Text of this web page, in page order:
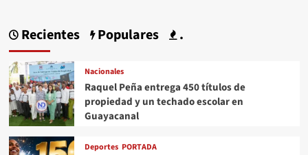
Recientes Populares .
Nacionales
Raquel Peña entrega 450 títulos de
propiedad y un techado escolar en
Guayacanal
Deportes PORTADA